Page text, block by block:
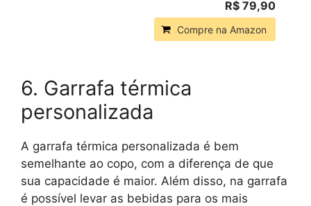
R$ 79,90
Compre na Amazon
6. Garrafa térmica
personalizada
A garrafa térmica personalizada é bem
semelhante ao copo, com a diferença de que
sua capacidade é maior. Além disso, na garrafa
é possível levar as bebidas para os mais